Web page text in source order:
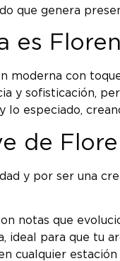
que genera
es
moderna con
y sofisticación,
especiado,
de
y por ser una
notas que
ideal para que tu
cualquier